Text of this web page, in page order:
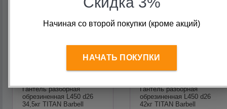
Гантель разборная
обрезиненная L450 d26
34,5кг TITAN Barbell
Гантель разборная
обрезиненная L450 d26
42кг TITAN Barbell
Начиная со второй покупки (кроме акций)
НАЧАТЬ ПОКУПКИ